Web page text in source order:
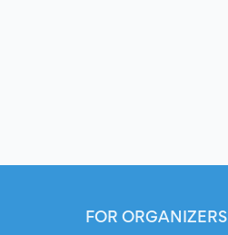
FOR ORGANIZERS